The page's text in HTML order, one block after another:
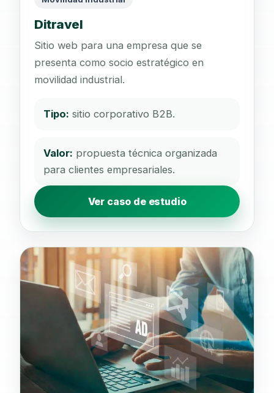
Ditravel
Sitio web para una empresa que se
presenta como socio estratégico en
movilidad industrial.
Tipo: sitio corporativo B2B.
Valor: propuesta técnica organizada
para clientes empresariales.
Ver caso de estudio